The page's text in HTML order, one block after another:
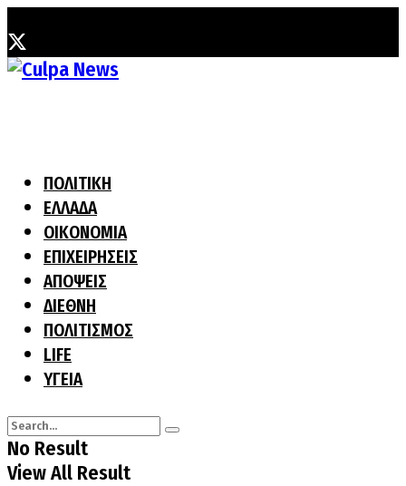
ΠΟΛΙΤΙΚΗ
ΕΛΛΑΔΑ
ΟΙΚΟΝΟΜΙΑ
ΕΠΙΧΕΙΡΗΣΕΙΣ
ΑΠΟΨΕΙΣ
ΔΙΕΘΝΗ
ΠΟΛΙΤΙΣΜΟΣ
LIFE
ΥΓΕΙΑ
No Result
View All Result